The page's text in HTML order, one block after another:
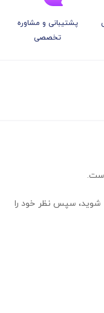
پشتیبانی و مشاوره
تخصصی
شوید، سپس نظر خود را